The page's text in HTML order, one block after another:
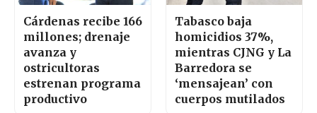
Cárdenas recibe 166
millones; drenaje
avanza y
ostricultoras
estrenan programa
productivo
Tabasco baja
homicidios 37%,
mientras CJNG y La
Barredora se
‘mensajean’ con
cuerpos mutilados